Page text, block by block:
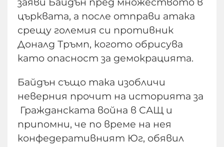
църквата, а после отправи атака
срещу големия си противник
Доналд Тръмп, когото обрисува
като опасност за демокрацията.
Байдън също така изобличи
неверния прочит на историята за
Гражданската война в САЩ и
припомни, че по време на нея
конфедеративният Юг, обявил